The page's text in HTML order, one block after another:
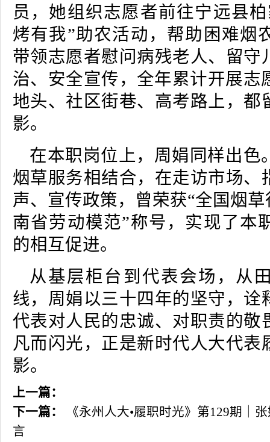
员，她组织志愿者前往宁远县
烤有我”助农活动，帮助困难烟
带领志愿者慰问病残老人、留守
治、安全宣传，全年累计开展志
地头、社区街巷、高考路上，都
影。
在本职岗位上，周娟同样出色
烟草服务相结合，在走访市场、
声、宣传政策，曾荣获“全国烟
南省劳动模范”称号，实现了本
的相互促进。
从基层柜台到代表会场，从
线，周娟以三十四年的坚守，诠
代表对人民的忠诚、对职责的敬
凡而闪光，正是新时代人大代表
影。
上一篇：
下一篇：
《永州人大•履职时光》第129期｜
言